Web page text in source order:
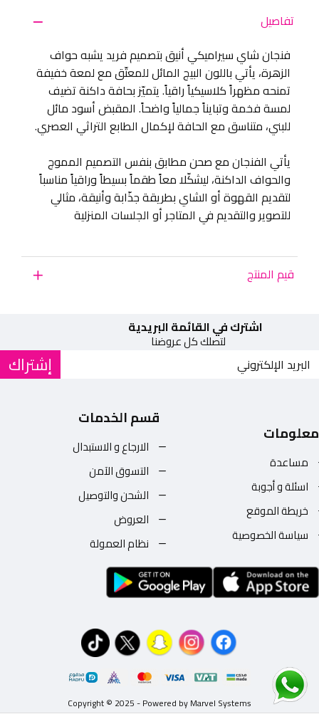
تفاصيل
فنجان شاي سيراميكي أنيق بتصميم فريد يشبه حواف
الزهرة، يأتي باللون البيج المائل للمعتّق مع لمعة خفيفة
تمنحه مظهراً كلاسيكياً راقياً. يتميّز بحافة داكنة تضيف
لمسة فخمة وتبايناً جمالياً واضحاً. المقبض أسود مائل
للبني، متناسق مع الحافة لإكمال الطابع التراثي العصري.
يأتي الفنجان مع صحن مطابق بنفس التصميم المموج
والحواف الداكنة، ليشكّلا معاً طقماً بسيطاً وراقياً مناسباً
لتقديم القهوة أو الشاي بطريقة جذّابة وأنيقة، مثالي
للتصوير والتقديم في المتاجر أو الجلسات المنزلية
قيم المنتج
اشترك في القائمة البريدية
لتصلك كل عروضنا
إشتراك
معلومات
مساعدة
اسئلة و أجوبة
خريطة الموقع
سياسة الخصوصية
قسم الخدمات
الارجاع و الاستبدال
التسوق الآمن
الشحن والتوصيل
العروض
نظام العمولة
Copyright © 2025 - Powered by Marvel Systems